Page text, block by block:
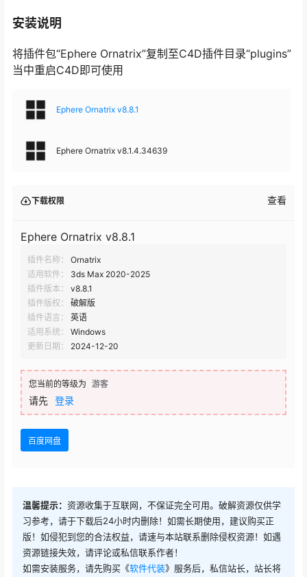
安装说明
将插件包“Ephere Ornatrix”复制至C4D插件目录“plugins”
当中重启C4D即可使用
Ephere Ornatrix v8.8.1
Ephere Ornatrix v8.1.4.34639
下载权限 查看
Ephere Ornatrix v8.8.1
插件名称：
Ornatrix
适用软件：
3ds Max 2020-2025
插件版本：
v8.8.1
插件版权：
破解版
插件语言：
英语
适用系统：
Windows
更新日期：
2024-12-20
您当前的等级为 游客
请先 登录
百度网盘
温馨提示： 资源收集于互联网，不保证完全可用。破解资源仅供学
习参考，请于下载后24小时内删除！如需长期使用，建议购买正
版！如侵犯到您的合法权益，请速与本站联系删除侵权资源！如遇
资源链接失效，请评论或私信联系作者！
如需安装服务，请先购买《软件代装》服务后，私信站长，站长将